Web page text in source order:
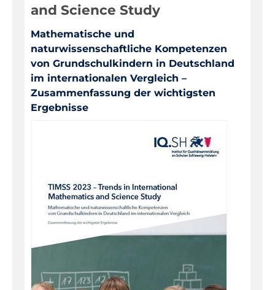
Informationen für Eltern
Inklusion, Sonderpädagogik
Pädagogik, Prävention
Über das IQSH
Unterrichts-, Personal-, Schulentwicklung
Kontakt
and Science Study
Mathematische und
naturwissenschaftliche Kompetenzen
von Grundschulkindern in Deutschland
im internationalen Vergleich –
Zusammenfassung der wichtigsten
Ergebnisse